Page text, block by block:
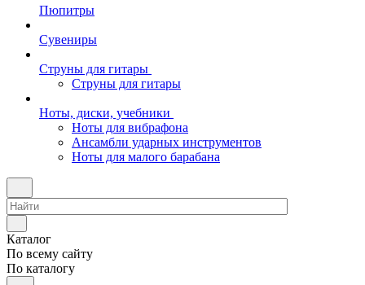
Пюпитры
Сувениры
Струны для гитары
Струны для гитары
Ноты, диски, учебники
Ноты для вибрафона
Ансамбли ударных инструментов
Ноты для малого барабана
Каталог
По всему сайту
По каталогу